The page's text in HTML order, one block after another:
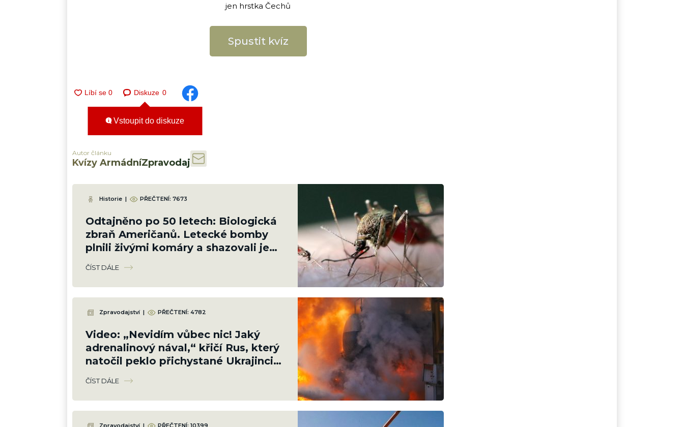
jen hrstka Čechů
Spustit kvíz
Diskuze 0
Vstoupit do diskuze
Autor článku
Kvízy ArmádníZpravodaj
Historie | PŘEČTENÍ: 7673
Odtajněno po 50 letech: Biologická
zbraň Američanů. Letecké bomby
plnili živými komáry a shazovali je
na obydlené čtvrti
ČÍST DÁLE
Zpravodajství | PŘEČTENÍ: 4782
Video: „Nevidím vůbec nic! Jaký
adrenalinový nával,“ křičí Rus, který
natočil peklo přichystané Ukrajinci
cestou na Krym
ČÍST DÁLE